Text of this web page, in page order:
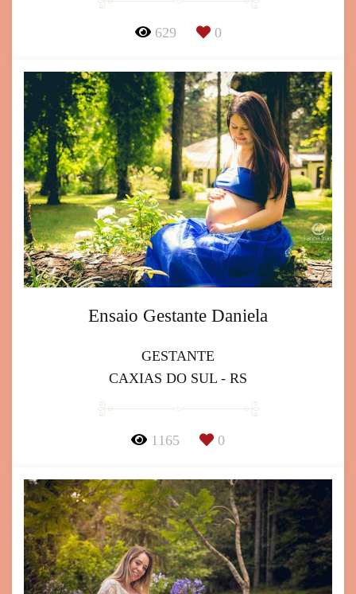
629 0
Ensaio Gestante Daniela
GESTANTE
CAXIAS DO SUL - RS
1165 0